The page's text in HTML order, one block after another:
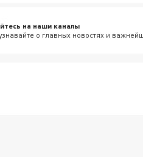
на наши каналы
о главных новостях и